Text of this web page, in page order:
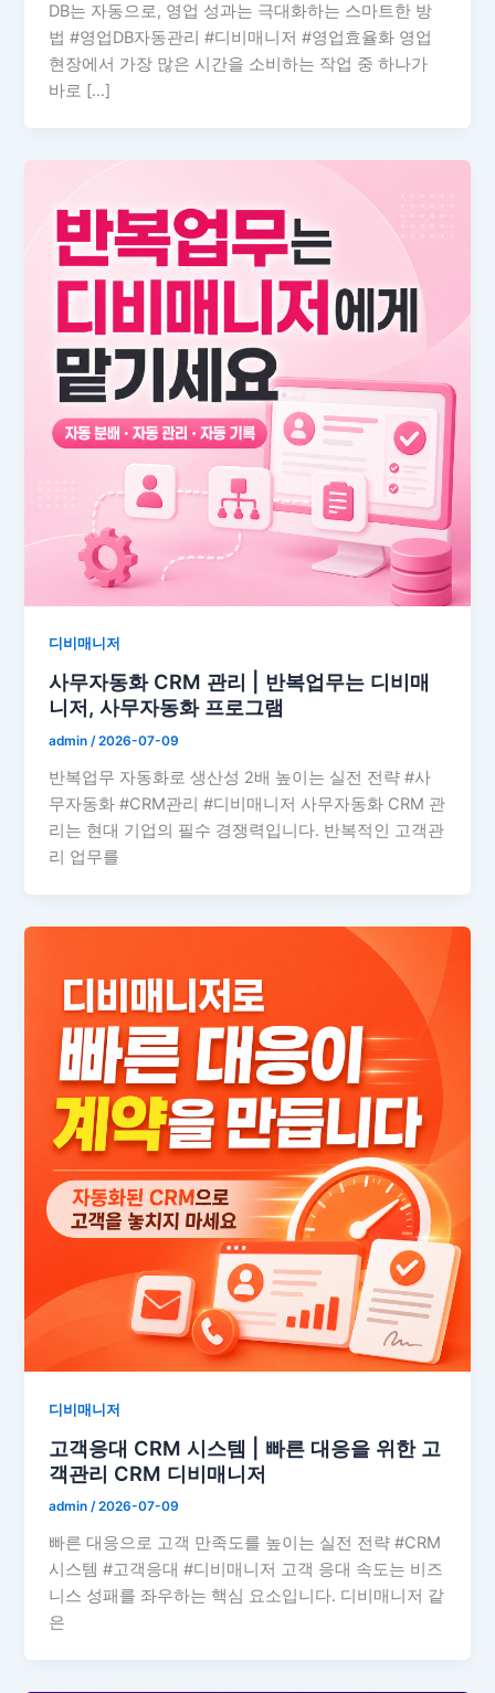
DB는 자동으로, 영업 성과는 극대화하는 스마트한 방
법 #영업DB자동관리 #디비매니저 #영업효율화 영업
현장에서 가장 많은 시간을 소비하는 작업 중 하나가
바로 […]
디비매니저
사무자동화 CRM 관리 | 반복업무는 디비매
니저, 사무자동화 프로그램
admin/2026-07-09
반복업무 자동화로 생산성 2배 높이는 실전 전략 #사
무자동화 #CRM관리 #디비매니저 사무자동화 CRM 관
리는 현대 기업의 필수 경쟁력입니다. 반복적인 고객관
리 업무를
디비매니저
고객응대 CRM 시스템 | 빠른 대응을 위한 고
객관리 CRM 디비매니저
admin/2026-07-09
빠른 대응으로 고객 만족도를 높이는 실전 전략 #CRM
시스템 #고객응대 #디비매니저 고객 응대 속도는 비즈
니스 성패를 좌우하는 핵심 요소입니다. 디비매니저 같
은